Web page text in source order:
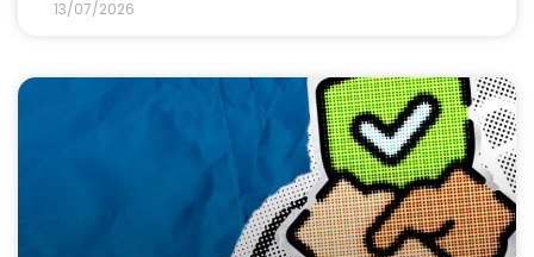
13/07/2026